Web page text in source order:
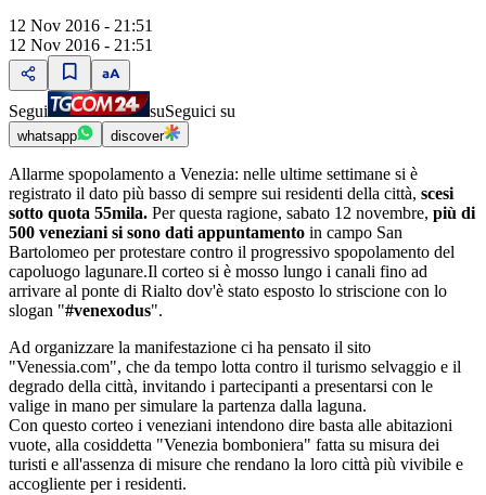
12 Nov 2016 - 21:51
12 Nov 2016 - 21:51
Segui suSeguici su
whatsapp discover
Allarme spopolamento a Venezia: nelle ultime settimane si è
registrato il dato più basso di sempre sui residenti della città, scesi
sotto quota 55mila. Per questa ragione, sabato 12 novembre, più di
500 veneziani si sono dati appuntamento in campo San
Bartolomeo per protestare contro il progressivo spopolamento del
capoluogo lagunare.Il corteo si è mosso lungo i canali fino ad
arrivare al ponte di Rialto dov'è stato esposto lo striscione con lo
slogan "#venexodus".
Ad organizzare la manifestazione ci ha pensato il sito
"Venessia.com", che da tempo lotta contro il turismo selvaggio e il
degrado della città, invitando i partecipanti a presentarsi con le
valige in mano per simulare la partenza dalla laguna.
Con questo corteo i veneziani intendono dire basta alle abitazioni
vuote, alla cosiddetta "Venezia bomboniera" fatta su misura dei
turisti e all'assenza di misure che rendano la loro città più vivibile e
accogliente per i residenti.